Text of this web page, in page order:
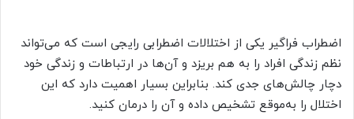
اضطراب فراگیر یکی از اختلالات اضطرابی رایجی است که می‌تواند
نظم زندگی افراد را به هم بریزد و آن‌ها در ارتباطات و زندگی خود
دچار چالش‌های جدی کند. بنابراین بسیار اهمیت دارد که این
اختلال را به‌موقع تشخیص داده و آن را درمان کنید.